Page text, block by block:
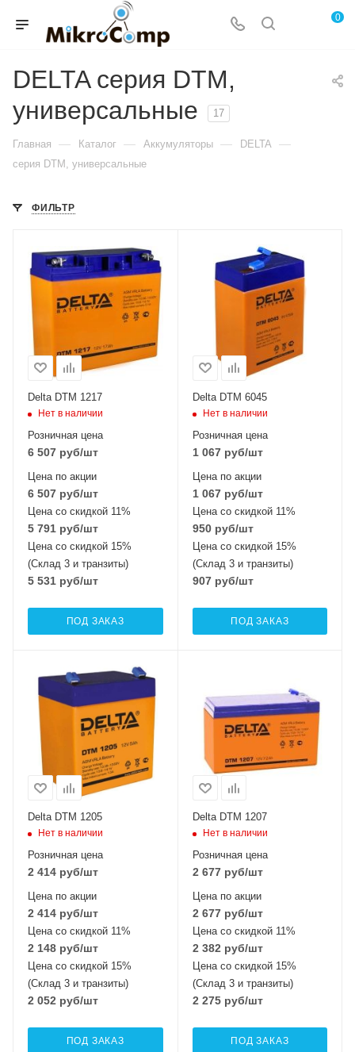
0
DELTA серия DTM,
универсальные
17
Главная — Каталог — Аккумуляторы — DELTA —
серия DTM, универсальные
ФИЛЬТР
Delta DTM 1217
Нет в наличии
Розничная цена
6 507 руб/шт
Цена по акции
6 507 руб/шт
Цена со скидкой 11%
5 791 руб/шт
Цена со скидкой 15%
(Склад 3 и транзиты)
5 531 руб/шт
ПОД ЗАКАЗ
Delta DTM 6045
Нет в наличии
Розничная цена
1 067руб/шт
Цена по акции
1 067руб/шт
Цена со скидкой 11%
950руб/шт
Цена со скидкой 15%
(Склад 3 и транзиты)
907руб/шт
ПОД ЗАКАЗ
Delta DTM 1205
Нет в наличии
Розничная цена
2 414 руб/шт
Цена по акции
2 414 руб/шт
Цена со скидкой 11%
2 148 руб/шт
Цена со скидкой 15%
(Склад 3 и транзиты)
2 052 руб/шт
ПОД ЗАКАЗ
Delta DTM 1207
Нет в наличии
Розничная цена
2 677руб/шт
Цена по акции
2 677руб/шт
Цена со скидкой 11%
2 382 руб/шт
Цена со скидкой 15%
(Склад 3 и транзиты)
2 275руб/шт
ПОД ЗАКАЗ